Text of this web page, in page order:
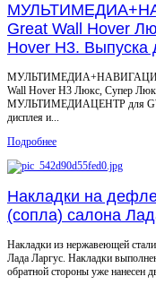
Great Wall Hover
Hover H3. Выпуска
МУЛЬТИМЕДИА+НАВИГАЦИЯ
Wall Hover H3 Люкс, Супер
МУЛЬТИМЕДИАЦЕНТР для GW
дисплея и...
Подробнее
Накладки на
(сопла) салона
Накладки из нержавеющей
Лада Ларгус. Накладки
обратной стороны уже нанесен